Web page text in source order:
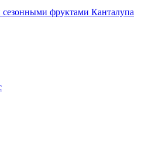
сезонными фруктами Канталупа